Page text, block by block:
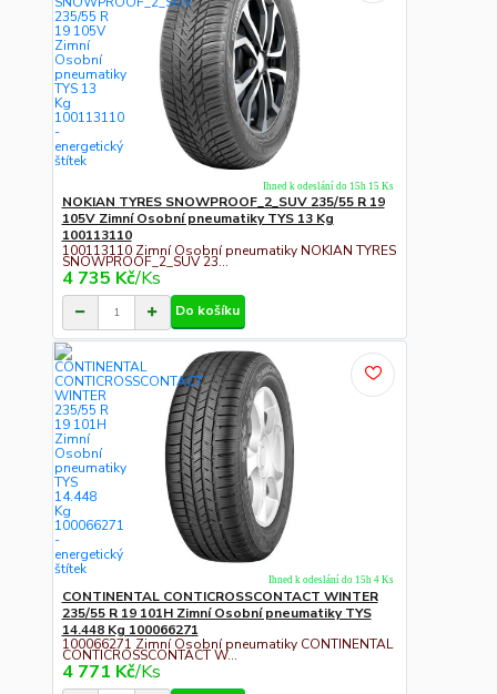
NOKIAN TYRES SNOWPROOF_2_SUV 235/55 R 19
105V Zimní Osobní pneumatiky TYS 13 Kg
100113110
100113110 Zimní Osobní pneumatiky NOKIAN TYRES
SNOWPROOF_2_SUV 23...
4 735 Kč/Ks
Ihned k odeslání do 15h 15 Ks
Do košíku
CONTINENTAL CONTICROSSCONTACT WINTER
235/55 R 19 101H Zimní Osobní pneumatiky TYS
14.448 Kg 100066271
100066271 Zimní Osobní pneumatiky CONTINENTAL
CONTICROSSCONTACT W...
4 771 Kč/Ks
Ihned k odeslání do 15h 4 Ks